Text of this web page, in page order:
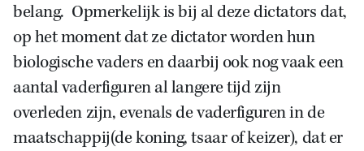
belang. Opmerkelijk is bij al deze dictators dat,
op het moment dat ze dictator worden hun
biologische vaders en daarbij ook nog vaak een
aantal vaderfiguren al langere tijd zijn
overleden zijn, evenals de vaderfiguren in de
maatschappij(de koning, tsaar of keizer), dat er